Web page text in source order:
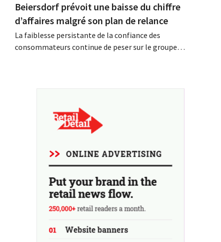
Beiersdorf prévoit une baisse du chiffre
d’affaires malgré son plan de relance
La faiblesse persistante de la confiance des
consommateurs continue de peser sur le groupe